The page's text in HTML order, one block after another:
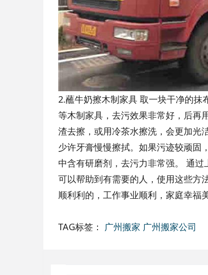
2.蘸牛奶擦木制家具 取一块干净的抹
等木制家具，去污效果非常好，后再
渣去擦，或用冷茶水擦洗，会更加光
少许牙膏慢慢擦拭。如果污迹较顽固
中含有研磨剂，去污力非常强。 通
可以帮助到有需要的人，使用这些方
顺利利的，工作事业顺利，家庭幸福
TAG标签： 广州搬家 广州搬家公司